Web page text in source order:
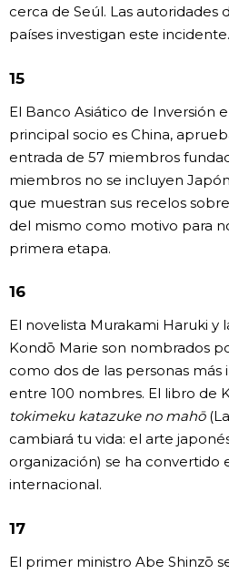
cerca de Seúl. Las autoridades
países investigan este incidente.
15
El Banco Asiático de Inversión
principal socio es China,
entrada de 57 miembros
miembros no se incluyen
que muestran sus recelos
del mismo como motivo para
primera etapa.
16
El novelista Murakami Haruki y
Kondō Marie son nombrados
como dos de las personas
entre 100 nombres. El libro de
tokimeku katazuke no mahō
cambiará tu vida: el arte
organización) se ha convertido
internacional.
17
El primer ministro Abe Shinzō